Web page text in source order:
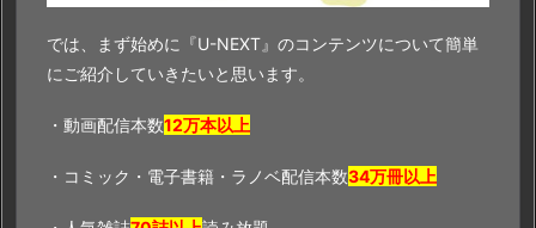
では、まず始めに『U-NEXT』のコンテンツについて簡単
にご紹介していきたいと思います。
・動画配信本数12万本以上
・コミック・電子書籍・ラノベ配信本数34万冊以上